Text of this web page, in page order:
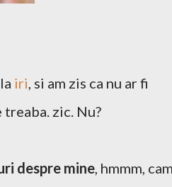
iri, si am zis ca nu ar fi
treaba. zic. Nu?
despre mine, hmmm,